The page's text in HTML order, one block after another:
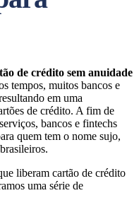
de crédito sem anuidade
tempos, muitos bancos e
em uma
de crédito. A fim de
bancos e fintechs
quem tem o nome sujo,
liberam cartão de crédito
uma série de